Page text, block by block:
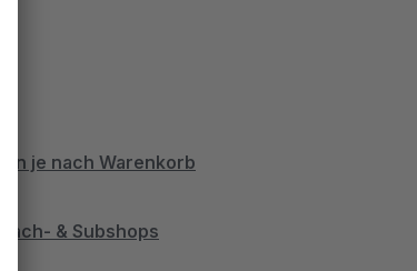
je nach Warenkorb
& Subshops